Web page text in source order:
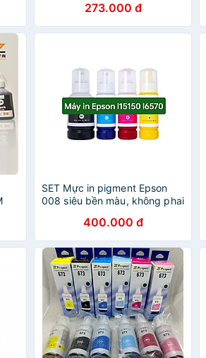
L3150/ L5190/ L1216/ L1210/
L3216/ L3210/ L3250/
L3256/ L5290, hàng nhập
273.000 đ
SET Mực in pigment Epson
008 siêu bền màu, không phai
L15160 L6570 L6580 Hàng
Nhập Khẩu
400.000 đ